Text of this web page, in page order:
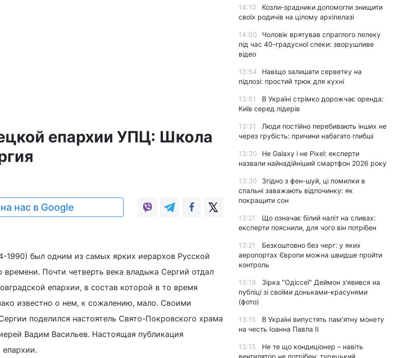
епархии УПЦ: Школа
нас в Google
1990) был одним из самых ярких иерархов Русской
Почти четверть века владыка Сергий отдал
епархии, в состав которой в то время
известно о нем, к сожалению, мало. Своими
поделился настоятель Свято-Покровского храма
Вадим Васильев. Настоящая публикация
14:10
Козли-зрадники допомогли знищити
своїх родичів на цілому архіпелазі
14:00
Чоловік врятував спраглого лелеку
під час 40-градусної спеки: зворушливе
відео
13:54
Навіщо залишати серветку на
підлозі: простий трюк для кухні
13:51
В Україні стрімко дорожчає оренда:
Київ серед лідерів
13:31
Люди постійно перебивають інших не
через грубість: причини набагато глибші
13:30
Не Galaxy і не Pixel: експерти
назвали найнадійніший смартфон 2026 року
13:30
Згідно з фен-шуй, ці помилки в
спальні заважають відпочинку: як
покращити сон
13:21
Що означає білий наліт на сливах:
експерти пояснили, для чого він потрібен
13:21
Безкоштовно без черг: у яких
аеропортах Європи можна швидше пройти
контроль
13:19
Зірка "Одіссеї" Деймон з'явився на
публіці зі своїми доньками-красунями
(фото)
13:15
В Україні випустять пам’ятну монету
на честь Іоанна Павла II
13:15
Не те що кондиціонер – навіть
вентилятор не потрібен: турецький